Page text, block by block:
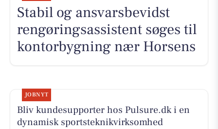
Stabil og ansvarsbevidst
rengøringsassistent søges til
kontorbygning nær Horsens
JOBNYT
Bliv kundesupporter hos Pulsure.dk i en
dynamisk sportsteknikvirksomhed